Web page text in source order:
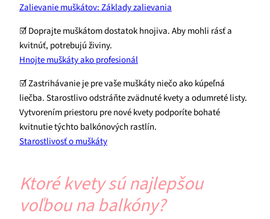
Zalievanie muškátov: Základy zalievania
☑ Doprajte muškátom dostatok hnojiva. Aby mohli rásť a
kvitnúť, potrebujú živiny.
Hnojte muškáty ako profesionál
☑ Zastrihávanie je pre vaše muškáty niečo ako kúpeľná
liečba. Starostlivo odstráňte zvädnuté kvety a odumreté listy.
Vytvorením priestoru pre nové kvety podporíte bohaté
kvitnutie týchto balkónových rastlín.
Starostlivosť o muškáty
Ktoré kvety sú najlepšou
voľbou na balkóny?